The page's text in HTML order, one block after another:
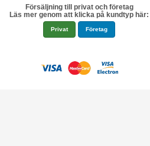
Försäljning till privat och företag
Läs mer genom att klicka på kundtyp här:
Privat Företag